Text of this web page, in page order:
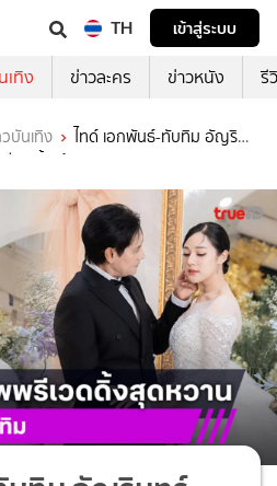
TH
เข้าสู่ระบบ
เทิง ข่าวละคร ข่าวหนัง รี
บันเทิง
ไทด์ เอกพันธ์-ทับทิม อัญริ
วดดิ้งแล้ว